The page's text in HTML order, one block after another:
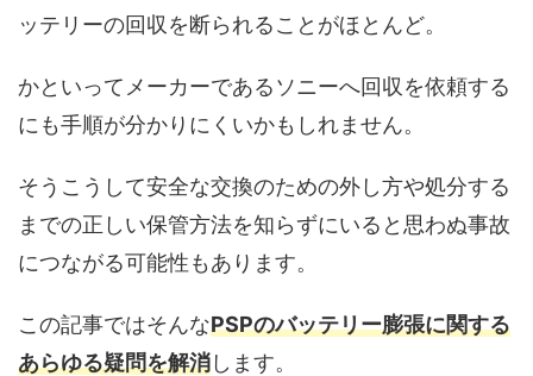
ッテリーの回収を断られることがほとんど。
かといってメーカーであるソニーへ回収を依頼する
にも手順が分かりにくいかもしれません。
そうこうして安全な交換のための外し方や処分する
までの正しい保管方法を知らずにいると思わぬ事故
につながる可能性もあります。
この記事ではそんなPSPのバッテリー膨張に関する
あらゆる疑問を解消します。